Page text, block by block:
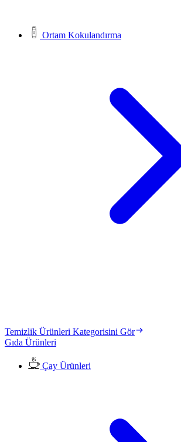
Ortam Kokulandırma
Temizlik Ürünleri Kategorisini Gör
Gıda Ürünleri
Çay Ürünleri